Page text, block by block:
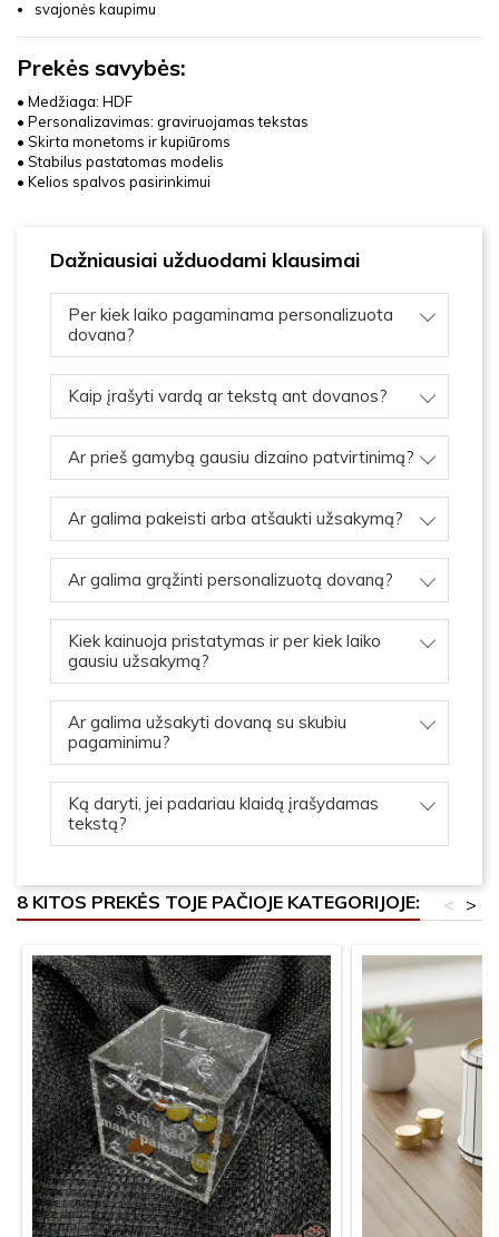
svajonės kaupimu
Prekės savybės:
• Medžiaga: HDF
• Personalizavimas: graviruojamas tekstas
• Skirta monetoms ir kupiūroms
• Stabilus pastatomas modelis
• Kelios spalvos pasirinkimui
Dažniausiai užduodami klausimai
Per kiek laiko pagaminama personalizuota
dovana?
Kaip įrašyti vardą ar tekstą ant dovanos?
Ar prieš gamybą gausiu dizaino patvirtinimą?
Ar galima pakeisti arba atšaukti užsakymą?
Ar galima grąžinti personalizuotą dovaną?
Kiek kainuoja pristatymas ir per kiek laiko
gausiu užsakymą?
Ar galima užsakyti dovaną su skubiu
pagaminimu?
Ką daryti, jei padariau klaidą įrašydamas
tekstą?
8 KITOS PREKĖS TOJE PAČIOJE KATEGORIJOJE: >
<